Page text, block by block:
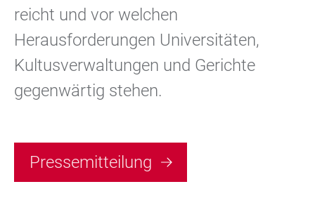
reicht und vor welchen
Herausforderungen Universitäten,
Kultusverwaltungen und Gerichte
gegenwärtig stehen.
Pressemitteilung